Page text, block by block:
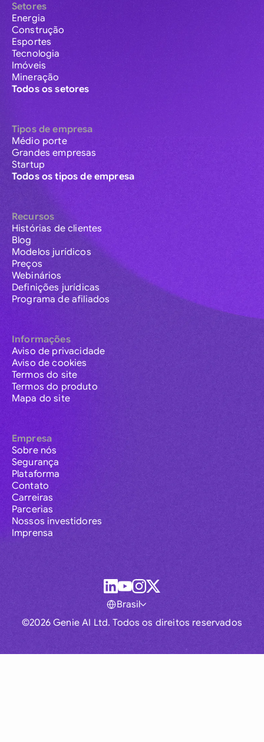
Setores
Energia
Construção
Esportes
Tecnologia
Imóveis
Mineração
Todos os setores
Tipos de empresa
Médio porte
Grandes empresas
Startup
Todos os tipos de empresa
Recursos
Histórias de clientes
Blog
Modelos jurídicos
Preços
Webinários
Definições jurídicas
Programa de afiliados
Informações
Aviso de privacidade
Aviso de cookies
Termos do site
Termos do produto
Mapa do site
Empresa
Sobre nós
Segurança
Plataforma
Contato
Carreiras
Parcerias
Nossos investidores
Imprensa
©2026 Genie AI Ltd. Todos os direitos reservados
Brasil
Global